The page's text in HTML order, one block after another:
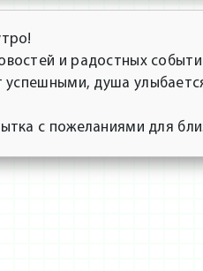
и радостных
успешными, душа
с пожеланиями для